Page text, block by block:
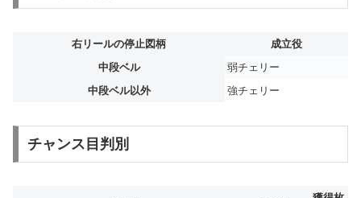
右リールの停止図柄
成立役
中段ベル
弱チェリー
中段ベル以外
強チェリー
チャンス目判別